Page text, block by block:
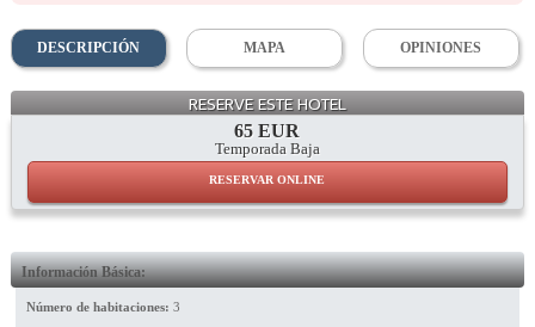
DESCRIPCIÓN MAPA OPINIONES
RESERVE ESTE HOTEL
65 EUR
Temporada Baja
RESERVAR ONLINE
Información Básica:
Número de habitaciones: 3